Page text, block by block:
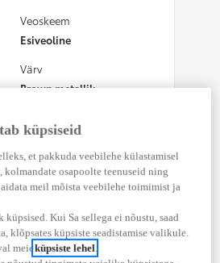
Veoskeem
Esiveoline
Värv
Brown metallik
(kombineeritud)
115 g/km
Osalenud
Ei
küpsiseid
et pakkuda veebilehe külastamisel
kolmandate osapoolte teenuseid ning
meil mõista veebilehe toimimist ja
Kui Sa sellega ei nõustu, saad
klõpsates küpsiste seadistamise valikule.
meieküpsiste lehel